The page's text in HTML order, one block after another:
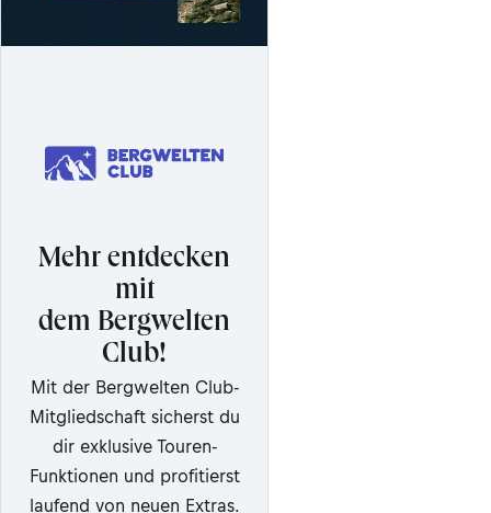
Mehr entdecken
mit
dem Bergwelten
Club!
Mit der Bergwelten Club-
Mitgliedschaft sicherst du
dir exklusive Touren-
Funktionen und profitierst
laufend von neuen Extras.